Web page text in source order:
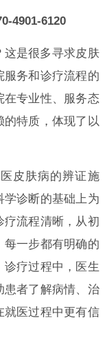
4901-6120
这是很多寻求皮肤
服务和诊疗流程的
在专业性、服务态
的特质，体现了以
皮肤病的辨证施
诊断的基础上为
疗流程清晰，从初
一步都有明确的
疗过程中，医生
患者了解病情、治
就医过程中更有信